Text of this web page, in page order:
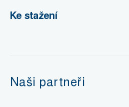
Ke stažení
Naši partneři